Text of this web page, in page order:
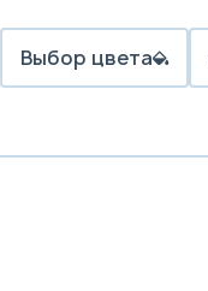
Выбор цвета